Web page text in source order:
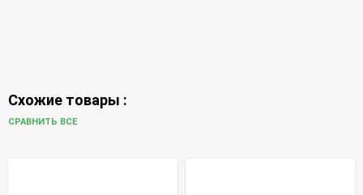
Схожие товары :
СРАВНИТЬ ВСЕ